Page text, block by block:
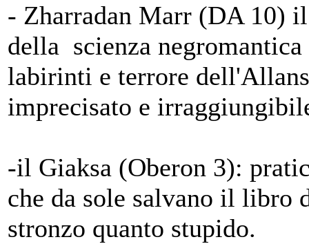
- Zharradan Marr (DA 10)
della scienza
labirinti e terrore
imprecisato e
-il Giaksa (Oberon 3):
che da sole salvano il libro
stronzo quanto stupido.